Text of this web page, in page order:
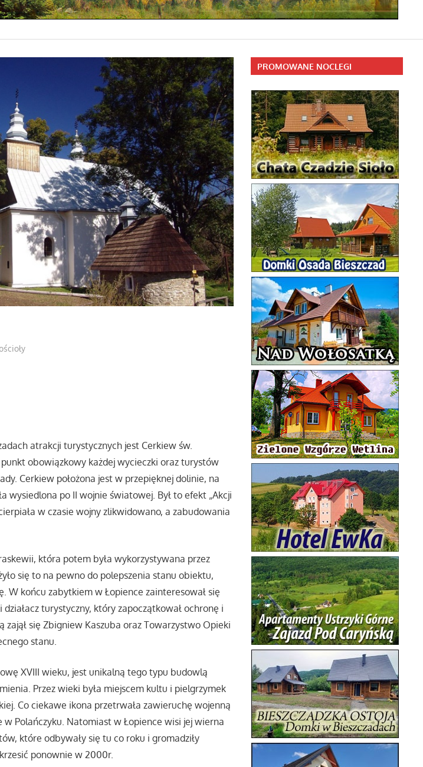
atrakcji turystycznych jest Cerkiew św.
obowiązkowy każdej wycieczki oraz turystów
Cerkiew położona jest w przepięknej dolinie, na
wysiedlona po II wojnie światowej. Był to efekt „Akcji
w czasie wojny zlikwidowano, a zabudowania
która potem była wykorzystywana przez
się to na pewno do polepszenia stanu obiektu,
W końcu zabytkiem w Łopience zainteresował się
turystyczny, który zapoczątkował ochronę i
się Zbigniew Kaszuba oraz Towarzystwo Opieki
stanu.
XVIII wieku, jest unikalną tego typu budowlą
Przez wieki była miejscem kultu i pielgrzymek
Co ciekawe ikona przetrwała zawieruchę wojenną
Polańczyku. Natomiast w Łopience wisi jej wierna
które odbywały się tu co roku i gromadziły
ponownie w 2000r.
PROMOWANE NOCLEGI